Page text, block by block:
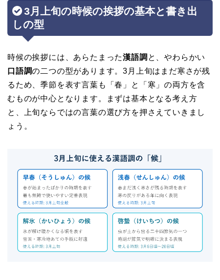
3月上旬の時候の挨拶の基本と書き出
しの型
時候の挨拶には、あらたまった漢語調 と、やわらかい
口語調の二つの型があります。3月上旬はまだ寒さが残
るため、季節を表す言葉も「春」と「寒」の両方を含
むものが中心となります。まずは基本となる考え方
と、上旬ならではの言葉の選び方を押さえていきまし
ょう。